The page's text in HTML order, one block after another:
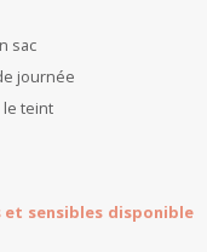
sac
journée
le teint
et sensibles disponible